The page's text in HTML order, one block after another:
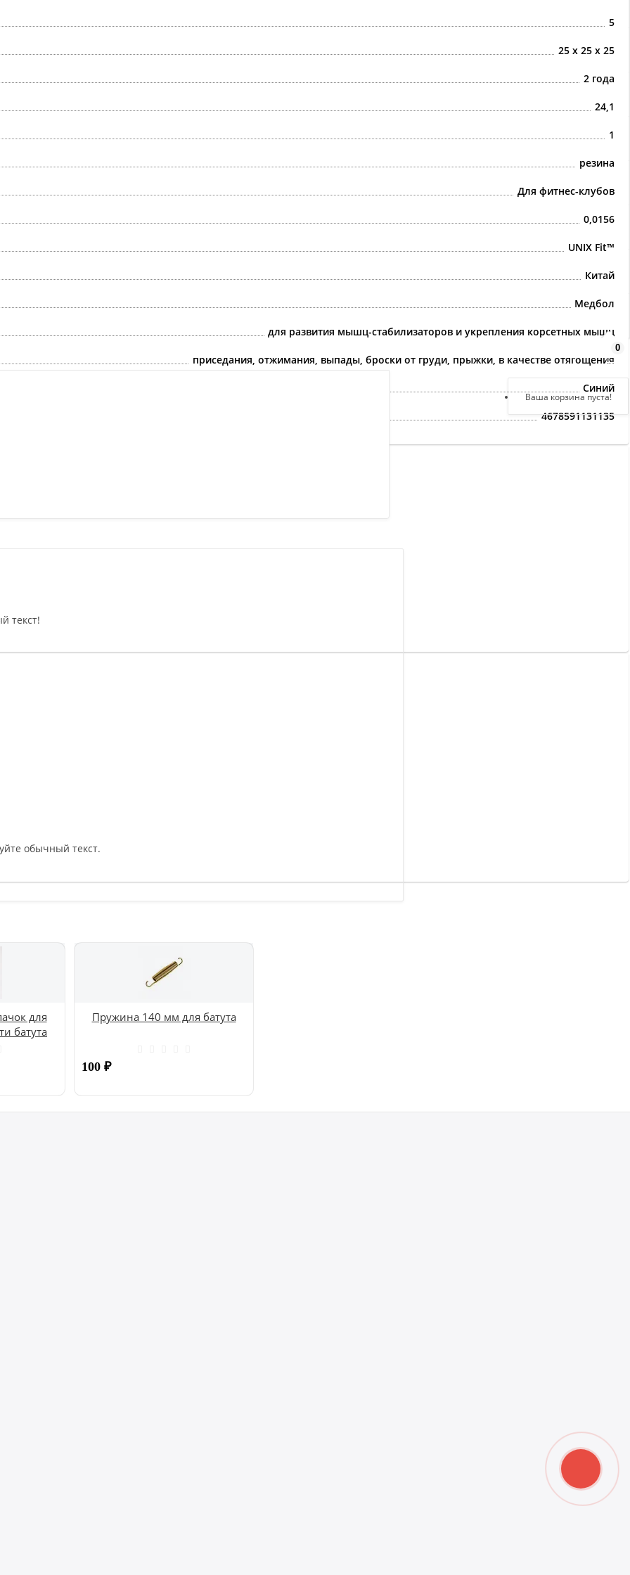
войдите в кабинет
Регистрация
0
Ваша корзина пуста!
5
25 х 25 х 25
2 года
24,1
1
резина
Для фитнес-клубов
0,0156
UNIX Fit™
Китай
Медбол
для развития мышц-стабилизаторов и укрепления корсетных мышц
приседания, отжимания, выпады, броски от груди, прыжки, в качестве отягощения
Синий
4678591131135
текст!
обычный текст.
для
батута
Пружина 140 мм для батута
100 ₽